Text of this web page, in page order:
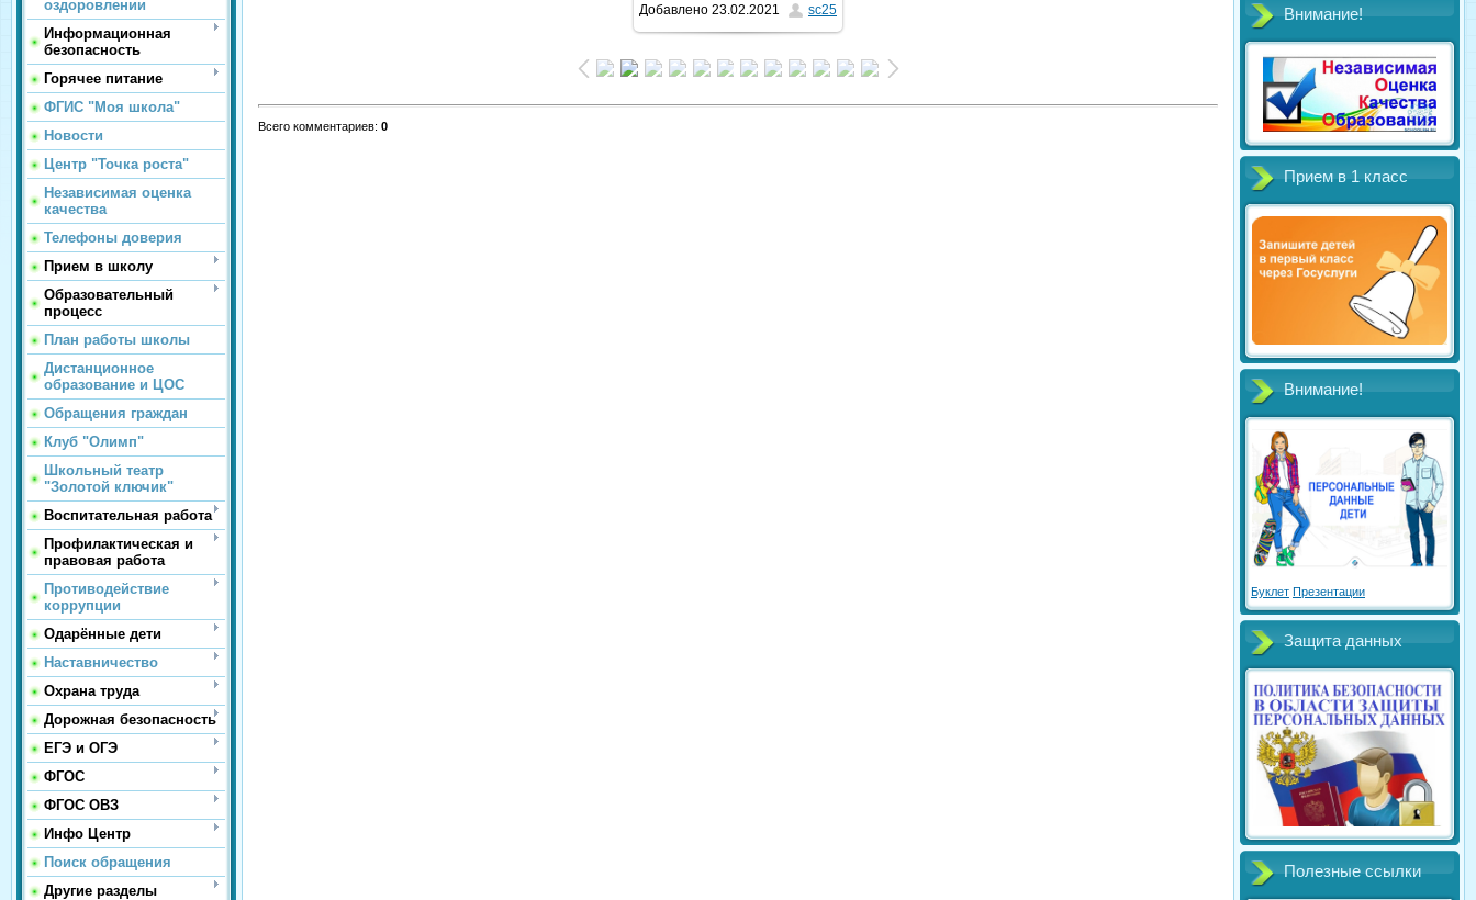
оздоровлении
Информационная
безопасность
Горячее питание
ФГИС "Моя школа"
Новости
Центр "Точка роста"
Независимая оценка
качества
Телефоны доверия
Прием в школу
Образовательный
процесс
План работы школы
Дистанционное
образование и ЦОС
Обращения граждан
Клуб "Олимп"
Школьный театр
"Золотой ключик"
Воспитательная работа
Профилактическая и
правовая работа
Противодействие
коррупции
Одарённые дети
Наставничество
Охрана труда
Дорожная безопасность
ЕГЭ и ОГЭ
ФГОС
ФГОС ОВЗ
Инфо Центр
Поиск обращения
Другие разделы
1024x576/ 89.1Kb
Добавлено 23.02.2021 sc25
Всего комментариев: 0
Внимание!
Прием в 1 класс
Внимание!
Буклет Презентации
Защита данных
Полезные ссылки